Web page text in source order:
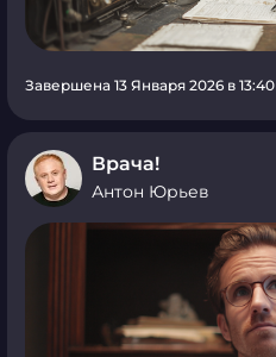
Завершена 13 Января 2026 в 13:40
Врача!
Антон Юрьев